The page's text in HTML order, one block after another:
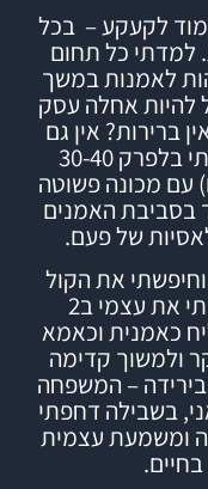
לקעקע – בכל
למדתי כל תחום
לאמנות במשך
להיות אחלה עסק
ברירות? אין גם
התחלתי בלפרק 30-40
עם מכונה פשוטה
בסביבת האמנים
של פעם.
את הקול
שלי כאמנית. על הדרך, לימדתי את עצמי ב2
כאמנית וכאמא
ולמשוך קדימה
– המשפחה
בשבילה דחפתי
ומשמעת עצמית